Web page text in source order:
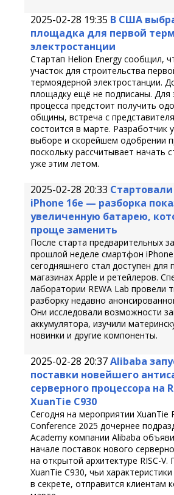
2025-02-28 19:35 В США
площадка для первой
электростанции
Стартап Helion Energy сообщил,
участок для строительства
термоядерной электростанции.
площадку ещё не подписаны. Для
процесса предстоит получить
общины, встреча с
состоится в марте. Разработчик
выборе и скорейшем одобрении
поскольку рассчитывает начать
уже этим летом.
2025-02-28 20:33
iPhone 16e — разборка
увеличенную батарею,
проще заменить
После старта предварительных
прошлой неделе смартфон
сегодняшнего стал доступен для
магазинах Apple и ретейлеров.
лаборатории REWA Lab провели
разборку недавно
Они исследовали возможности
аккумулятора, изучили
новинки и другие компоненты.
2025-02-28 20:37Alibaba
поставки новейшего
серверного процессора на
XuanTie C930
Сегодня на мероприятии XuanTie
Conference 2025 дочернее
Academy компании Alibaba
начале поставок нового
на открытой архитектуре RISC-V.
XuanTie C930, чьи
в секрете, отправится клиентам